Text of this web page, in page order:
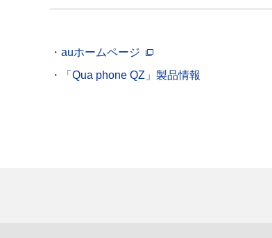
auホームページ
「Qua phone QZ」製品情報